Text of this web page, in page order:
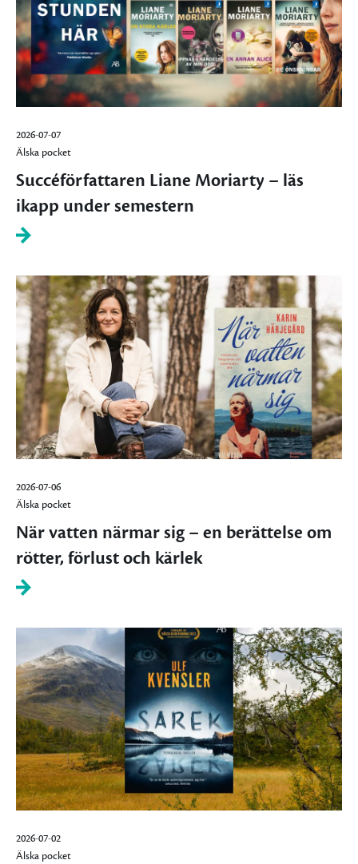
2026-07-07
Älska pocket
Succéförfattaren Liane Moriarty – läs
ikapp under semestern
2026-07-06
Älska pocket
När vatten närmar sig – en berättelse om
rötter, förlust och kärlek
2026-07-02
Älska pocket